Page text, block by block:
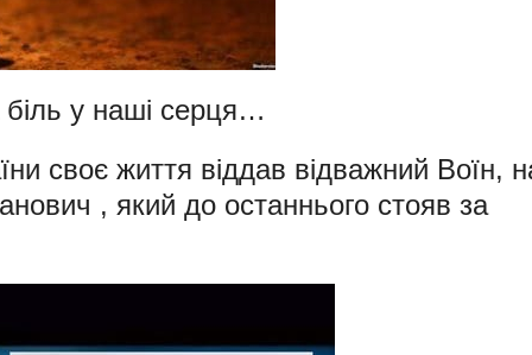
біль у наші серця…
своє життя віддав відважний Воїн,
, який до останнього стояв за